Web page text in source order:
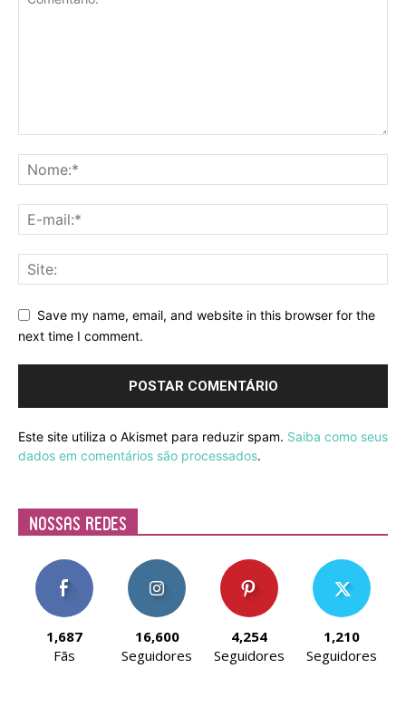
Save my name, email, and website in this browser for the
next time I comment.
Este site utiliza o Akismet para reduzir spam. Saiba como seus
dados em comentários são processados.
Nossas Redes
1,687
Fãs
16,600
Seguidores
4,254
Seguidores
1,210
Seguidores